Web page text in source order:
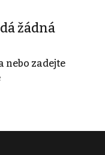
žádná
nebo zadejte